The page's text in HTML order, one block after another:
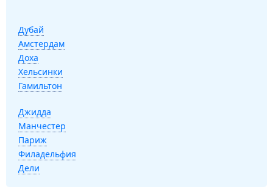
Дубай
Амстердам
Доха
Хельсинки
Гамильтон
Джидда
Манчестер
Париж
Филадельфия
Дели